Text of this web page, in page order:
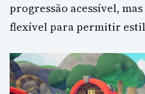
progressão acessível,
flexível para permitir